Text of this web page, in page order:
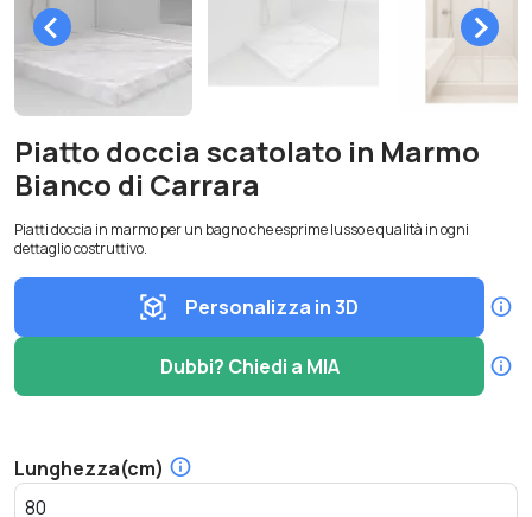
Piatto doccia scatolato in Marmo
Bianco di Carrara
Piatti doccia in marmo per un bagno che esprime lusso e qualità in ogni
dettaglio costruttivo.
Personalizza in 3D
Dubbi? Chiedi a MIA
Lunghezza(cm)